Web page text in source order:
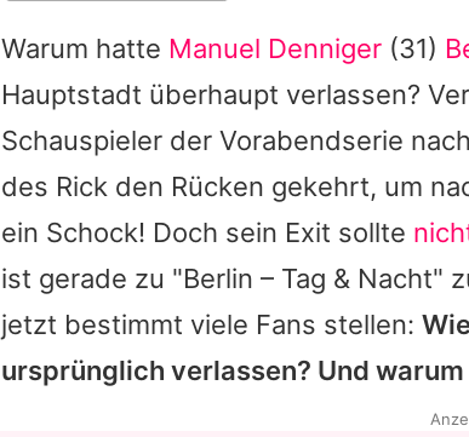
Warum hatte Manuel Denniger (31)
Hauptstadt überhaupt verlassen?
Schauspieler der Vorabendserie
des Rick den Rücken gekehrt, um
ein Schock! Doch sein Exit sollte
ist gerade zu "Berlin – Tag & Nacht"
jetzt bestimmt viele Fans stellen:
ursprünglich verlassen? Und